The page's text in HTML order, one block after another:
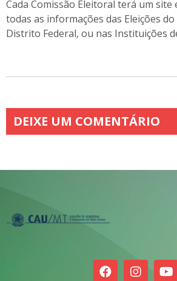
Cada Comissão Eleitoral terá um site
todas as informações das Eleições
Distrito Federal, ou nas Instituições
DEIXE UM COMENTÁRIO